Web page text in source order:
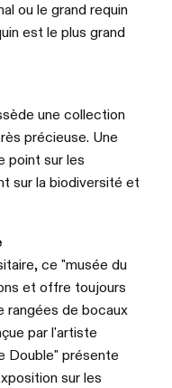
ou le grand requin
est le plus grand
une collection
précieuse. Une
point sur les
sur la biodiversité et
ce "musée du
et offre toujours
rangées de bocaux
par l'artiste
Double" présente
sur les